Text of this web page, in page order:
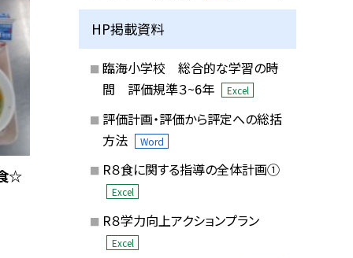
☆
HP掲載資料
臨海小学校 総合的な学習の時
間 評価規準３~6年
Excel
評価計画・評価から評定への総括
方法
Word
R８食に関する指導の全体計画①
Excel
R８学力向上アクションプラン
Excel